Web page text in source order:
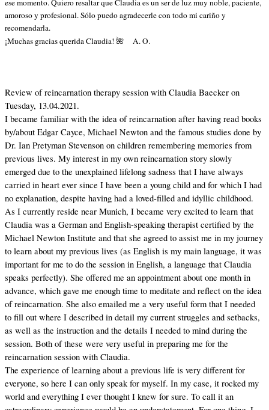
ese momento. Quiero resaltar que Claudia es un ser de luz muy noble, paciente,
amoroso y profesional. Sólo puedo agradecerle con todo mi cariño y
recomendarla.
¡Muchas gracias querida Claudia! 🌺 A. O.
Review of reincarnation therapy session with Claudia Baecker on
Tuesday, 13.04.2021.
I became familiar with the idea of reincarnation after having read books
by/about Edgar Cayce, Michael Newton and the famous studies done by
Dr. Ian Pretyman Stevenson on children remembering memories from
previous lives. My interest in my own reincarnation story slowly
emerged due to the unexplained lifelong sadness that I have always
carried in heart ever since I have been a young child and for which I had
no explanation, despite having had a loved-filled and idyllic childhood.
As I currently reside near Munich, I became very excited to learn that
Claudia was a German and English-speaking therapist certified by the
Michael Newton Institute and that she agreed to assist me in my journey
to learn about my previous lives (as English is my main language, it was
important for me to do the session in English, a language that Claudia
speaks perfectly). She offered me an appointment about one month in
advance, which gave me enough time to meditate and reflect on the idea
of reincarnation. She also emailed me a very useful form that I needed
to fill out where I described in detail my current struggles and setbacks,
as well as the instruction and the details I needed to mind during the
session. Both of these were very useful in preparing me for the
reincarnation session with Claudia.
The experience of learning about a previous life is very different for
everyone, so here I can only speak for myself. In my case, it rocked my
world and everything I ever thought I knew for sure. To call it an